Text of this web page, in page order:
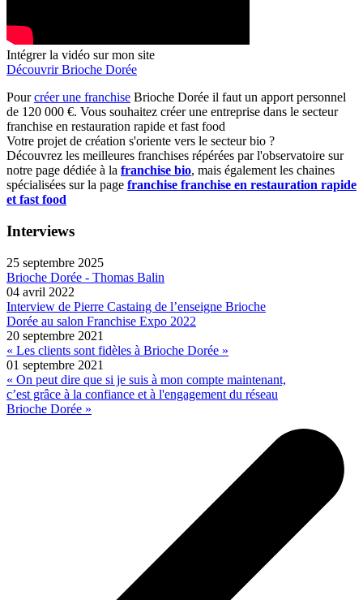
Intégrer la vidéo sur mon site
Découvrir Brioche Dorée
Pourcréer une franchise Brioche Dorée il faut un apport personnel
de 120 000 €. Vous souhaitez créer une entreprise dans le secteur
franchise en restauration rapide et fast food
Votre projet de création s'oriente vers le secteur bio ?
Découvrez les meilleures franchises répérées par l'observatoire sur
notre page dédiée à la franchise bio, mais également les chaines
spécialisées sur la page franchise franchise en restauration rapide
et fast food
Interviews
25 septembre 2025
Brioche Dorée - Thomas Balin
04 avril 2022
Interview de Pierre Castaing de l’enseigne Brioche
Dorée au salon Franchise Expo 2022
20 septembre 2021
« Les clients sont fidèles à Brioche Dorée »
01 septembre 2021
« On peut dire que si je suis à mon compte maintenant,
c’est grâce à la confiance et à l'engagement du réseau
Brioche Dorée »